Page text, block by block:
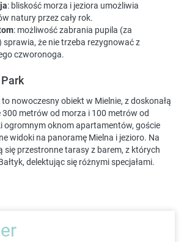
: bliskość morza i jeziora umożliwia
natury przez cały rok.
: możliwość zabrania pupila (za
że nie trzeba rezygnować z
czworonoga.
nowoczesny obiekt w Mielnie, z doskonałą
300 metrów od morza i 100 metrów od
ogromnym oknom apartamentów, goście
widoki na panoramę Mielna i jezioro. Na
się przestronne tarasy z barem, z których
delektując się różnymi specjałami.